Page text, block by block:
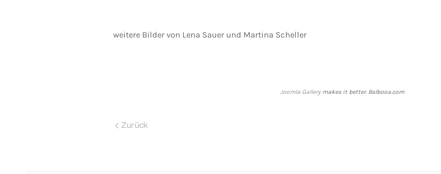
weitere Bilder von Lena Sauer und Martina Scheller
Joomla Gallerymakes it better. Balbooa.com
Zurück